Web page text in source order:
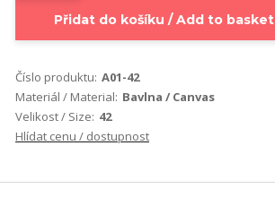
Přidat do košíku / Add to basket
Číslo produktu: A01-42
Materiál / Material: Bavlna / Canvas
Velikost / Size: 42
Hlídat cenu / dostupnost